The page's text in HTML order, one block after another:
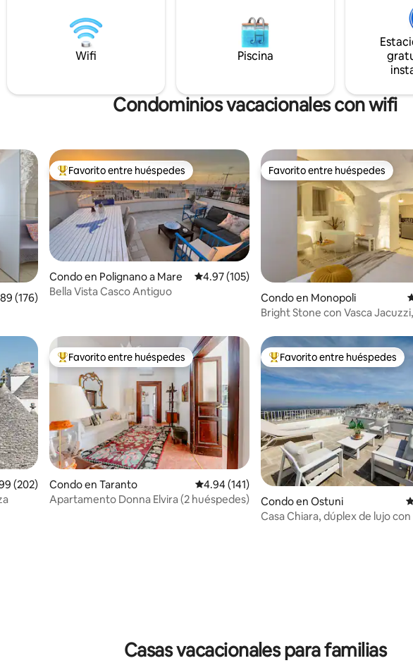
Wifi Piscina
Condominios vacacionales con wifi
promedio: 4.89 de 5, 176 reseñas
(176)
Favorito entre huéspedes preferido
Favorito entre huéspedes
Condo en Polignano a Mare Calificación promedio: 4.97 de 5, 105 reseñas
4.97 (105)
Bella Vista Casco Antiguo
Favorito entre huéspedes
Favorito entre huéspedes
Condo en Monopoli
Bright Stone con Vasca
promedio: 4.99 de 5, 202 reseñas
(202)
Favorito entre huéspedes preferido
Favorito entre huéspedes
Condo en Taranto Calificación promedio: 4.94 de 5, 141 reseñas
4.94 (141)
Apartamento Donna Elvira (2 huéspedes)
Favorito entre huéspedes
Favorito entre huéspedes
Condo en Ostuni
Casa Chiara, dúplex de lujo
Casas vacacionales para familias